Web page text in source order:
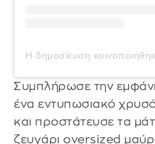
Η δημοσίευση
Συμπλήρωσε την
ένα εντυπωσιακό χρυσό
και προστάτευσε τα
ζευγάρι oversized